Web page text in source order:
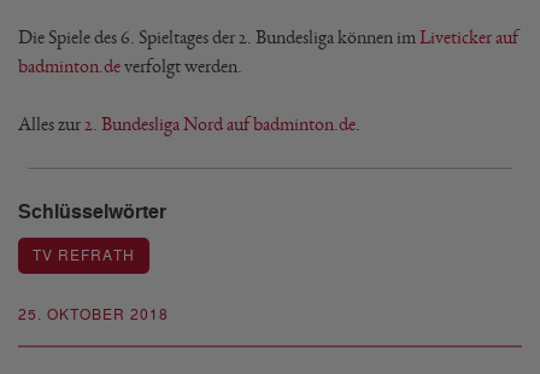
25. OKTOBER 2018
Die Spiele des 6. Spieltages der 2. Bundesliga können im Liveticker auf
badminton.deverfolgt werden.
Alles zur 2. Bundesliga Nord auf badminton.de
Schlüsselwörter
TV REFRATH